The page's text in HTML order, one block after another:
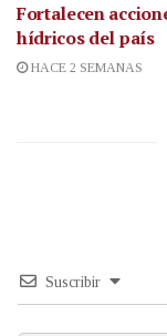
Fortalecen
hídricos del país
HACE 2 SEMANAS
Suscribir